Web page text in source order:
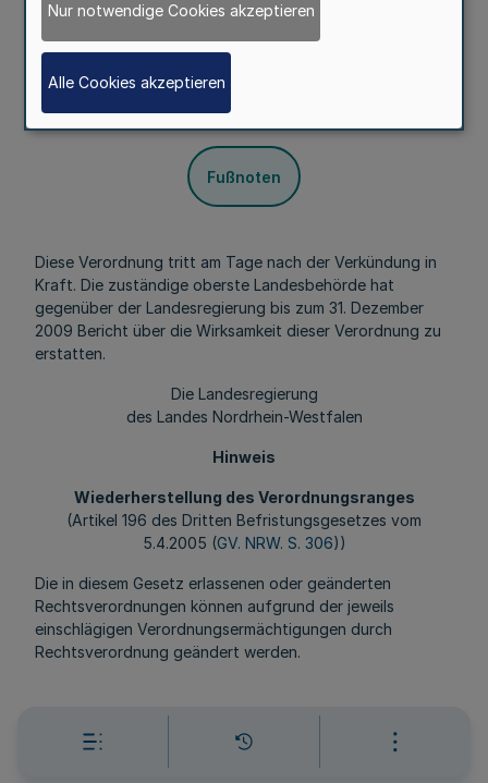
Wohnen und Verkehr.
§ 2
Fußnoten
Diese Verordnung tritt am Tage nach der Verkündung in
Kraft. Die zuständige oberste Landesbehörde hat
gegenüber der Landesregierung bis zum 31. Dezember
2009 Bericht über die Wirksamkeit dieser Verordnung zu
erstatten.
Die Landesregierung
des Landes Nordrhein-Westfalen
Hinweis
Wiederherstellung des Verordnungsranges
(Artikel 196 des Dritten Befristungsgesetzes vom
5.4.2005 (GV. NRW. S. 306))
Die in diesem Gesetz erlassenen oder geänderten
Rechtsverordnungen können aufgrund der jeweils
einschlägigen Verordnungsermächtigungen durch
Rechtsverordnung geändert werden.
Nur notwendige Cookies akzeptieren
Alle Cookies akzeptieren